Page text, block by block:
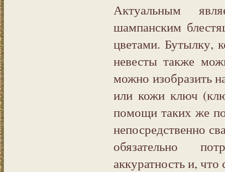
Актуальным
шампанским
цветами. Бутылку,
невесты также
можно изобразить
или кожи ключ
помощи таких же
непосредственно
обязательно
аккуратность и, что